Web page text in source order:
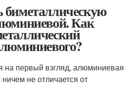
Как
на первый взгляд, алюминиевая
не отличается от